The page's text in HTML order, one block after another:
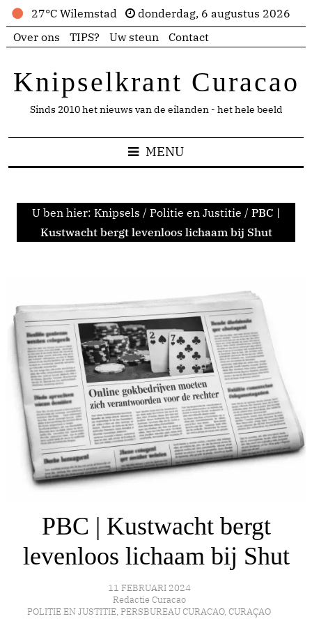
27°C Wilemstad
donderdag, 6 augustus 2026
Over ons
TIPS? Uw steun Contact
Knipselkrant Curacao
Sinds 2010 het nieuws van de eilanden - het hele beeld
MENU
U ben hier: Knipsels / Politie en Justitie / PBC |
Kustwacht bergt levenloos lichaam bij Shut
PBC | Kustwacht bergt
levenloos lichaam bij Shut
11 FEBRUARI 2024
Redactie Curacao
POLITIE EN JUSTITIE, PERSBUREAU CURACAO, CURAÇAO